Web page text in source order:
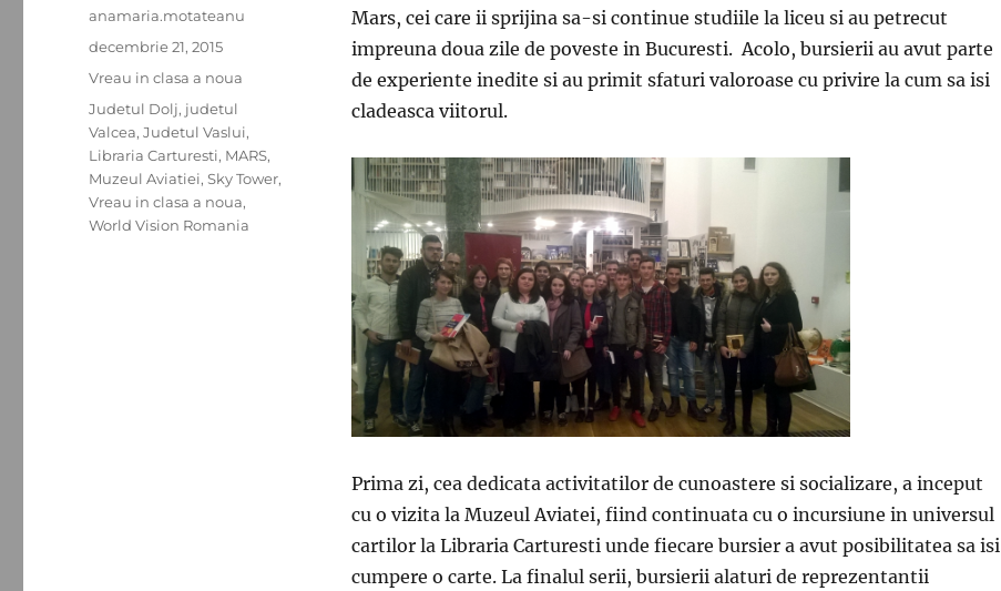
Mars, cei care ii sprijina sa-si continue studiile la liceu si au petrecut
impreuna doua zile de poveste in Bucuresti. Acolo, bursierii au avut parte
de experiente inedite si au primit sfaturi valoroase cu privire la cum sa isi
cladeasca viitorul.
Prima zi, cea dedicata activitatilor de cunoastere si socializare, a inceput
cu o vizita la Muzeul Aviatei, fiind continuata cu o incursiune in universul
cartilor la Libraria Carturesti unde fiecare bursier a avut posibilitatea sa isi
cumpere o carte. La finalul serii, bursierii alaturi de reprezentantii
Autor
anamaria.motateanu
Publicat
decembrie 21, 2015
Categorii
Vreau in clasa a noua
Etichete
Judetul Dolj, judetul
Valcea,Judetul Vaslui,
Libraria Carturesti, MARS,
Muzeul Aviatiei,Sky Tower,
Vreau in clasa a noua,
World Vision Romania